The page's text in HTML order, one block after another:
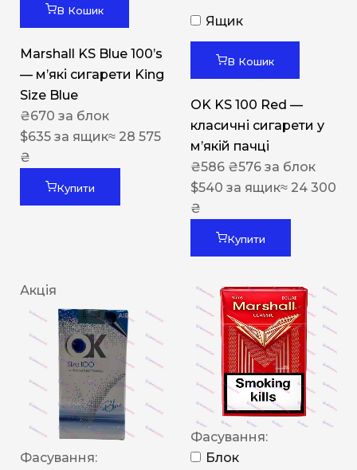
В Кошик
Marshall KS Blue 100’s
— м’які сигарети King
Size Blue
₴670 за блок
$635 за ящик≈ 28 575
₴
Купити
Ящик
В Кошик
OK KS 100 Red —
класичні сигарети у
м’якій пачці
₴586 ₴576 за блок
$540 за ящик≈ 24 300
₴
Купити
Акція
Фасування:
Фасування:
Блок